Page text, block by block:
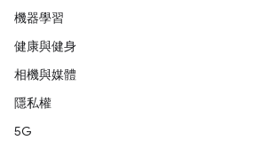
機器學習
健康與健身
相機與媒體
隱私權
5G